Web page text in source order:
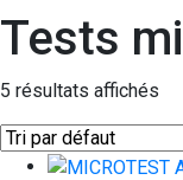
Tests
5 résultats affichés